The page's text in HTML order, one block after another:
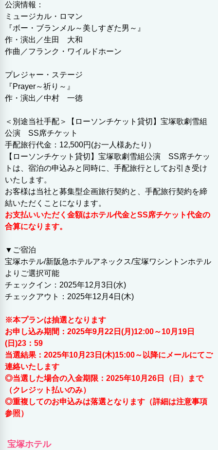
公演情報：
ミュージカル・ロマン
『ボー・ブランメル～美しすぎた男～』
作・演出／生田 大和
作曲／フランク・ワイルドホーン
プレジャー・ステージ
『Prayer～祈り～』
作・演出／中村 一徳
＜別途当社手配＞【ローソンチケット貸切】宝塚歌劇雪組
公演 SS席チケット
手配旅行代金：12,500円(お一人様あたり）
【ローソンチケット貸切】宝塚歌劇雪組公演 SS席チケッ
トは、宿泊の申込みと同時に、手配旅行としてお引き受け
いたします。
お客様は当社と募集型企画旅行契約と、手配旅行契約を締
結いただくことになります。
お支払いいただく金額はホテル代金とSS席チケット代金の
合算になります。
▼ご宿泊
宝塚ホテル/新阪急ホテルアネックス/宝塚ワシントンホテル
よりご選択可能
チェックイン：2025年12月3日(水)
チェックアウト：2025年12月4日(木)
※本プランは抽選となります
お申し込み期間：2025年9月22日(月)12:00～10月19日
(日)23：59
当選結果：2025年10月23日(木)15:00～以降にメールにてご
連絡いたします
◎当選した場合の入金期限：2025年10月26日（日）まで
（クレジット払いのみ）
◎重複してのお申込みは落選となります（詳細は注意事項
参照）
宝塚ホテル